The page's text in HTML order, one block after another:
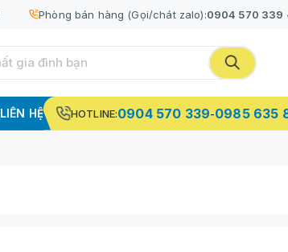
Phòng bán hàng (Gọi/chát zalo):0904 570 339
LIÊN HỆ HOTLINE:0904 570 339-0985 635